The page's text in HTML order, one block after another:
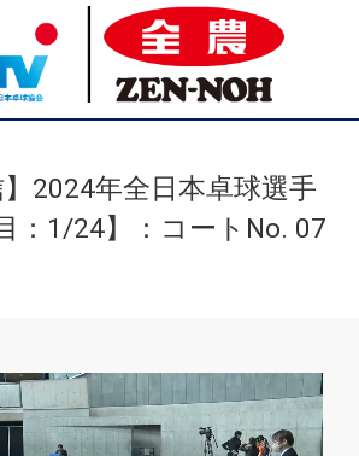
】2024年全日本卓球選手
：1/24】：コートNo. 07